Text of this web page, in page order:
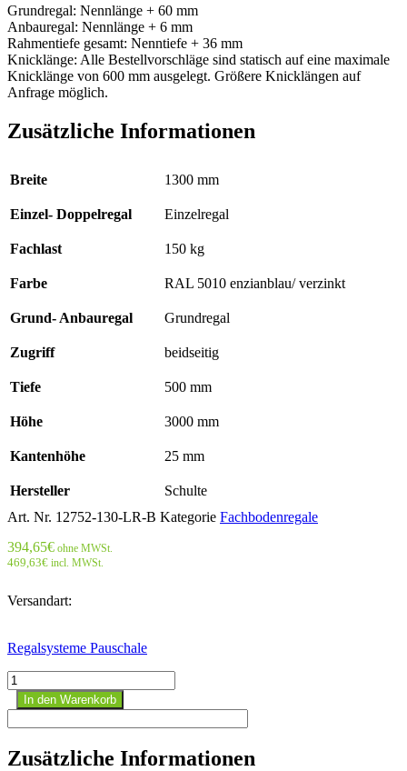
Grundregal: Nennlänge + 60 mm
Anbauregal: Nennlänge + 6 mm
Rahmentiefe gesamt: Nenntiefe + 36 mm
Knicklänge: Alle Bestellvorschläge sind statisch auf eine maximale
Knicklänge von 600 mm ausgelegt. Größere Knicklängen auf
Anfrage möglich.
Zusätzliche Informationen
Breite 1300 mm
Einzel- Doppelregal Einzelregal
Fachlast 150 kg
Farbe RAL 5010 enzianblau/ verzinkt
Grund- Anbauregal Grundregal
Zugriff beidseitig
Tiefe 500 mm
Höhe 3000 mm
Kantenhöhe 25 mm
Hersteller
Schulte
Art. Nr. 12752-130-LR-B Kategorie Fachbodenregale
394,65€ ohne MWSt.
469,63€ incl. MWSt.
Versandart:
Regalsysteme Pauschale
Fachbodenregal
Grundregal
3000
mm
1300
In den Warenkorb
Zusätzliche Informationen